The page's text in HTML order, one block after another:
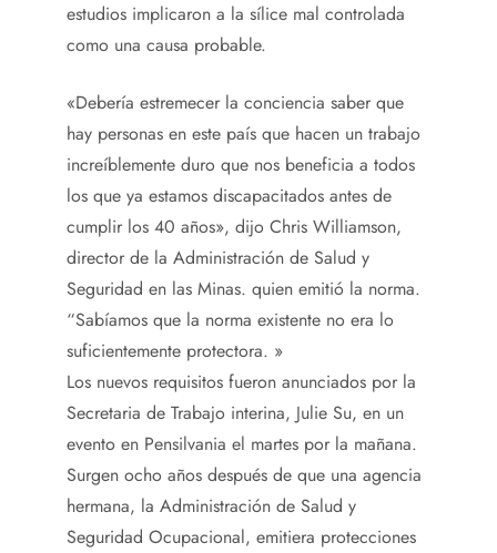
estudios implicaron a la sílice mal controlada
como una causa probable.
«Debería estremecer la conciencia saber que
hay personas en este país que hacen un trabajo
increíblemente duro que nos beneficia a todos
los que ya estamos discapacitados antes de
cumplir los 40 años», dijo Chris Williamson,
director de la Administración de Salud y
Seguridad en las Minas. quien emitió la norma.
“Sabíamos que la norma existente no era lo
suficientemente protectora. »
Los nuevos requisitos fueron anunciados por la
Secretaria de Trabajo interina, Julie Su, en un
evento en Pensilvania el martes por la mañana.
Surgen ocho años después de que una agencia
hermana, la Administración de Salud y
Seguridad Ocupacional, emitiera protecciones